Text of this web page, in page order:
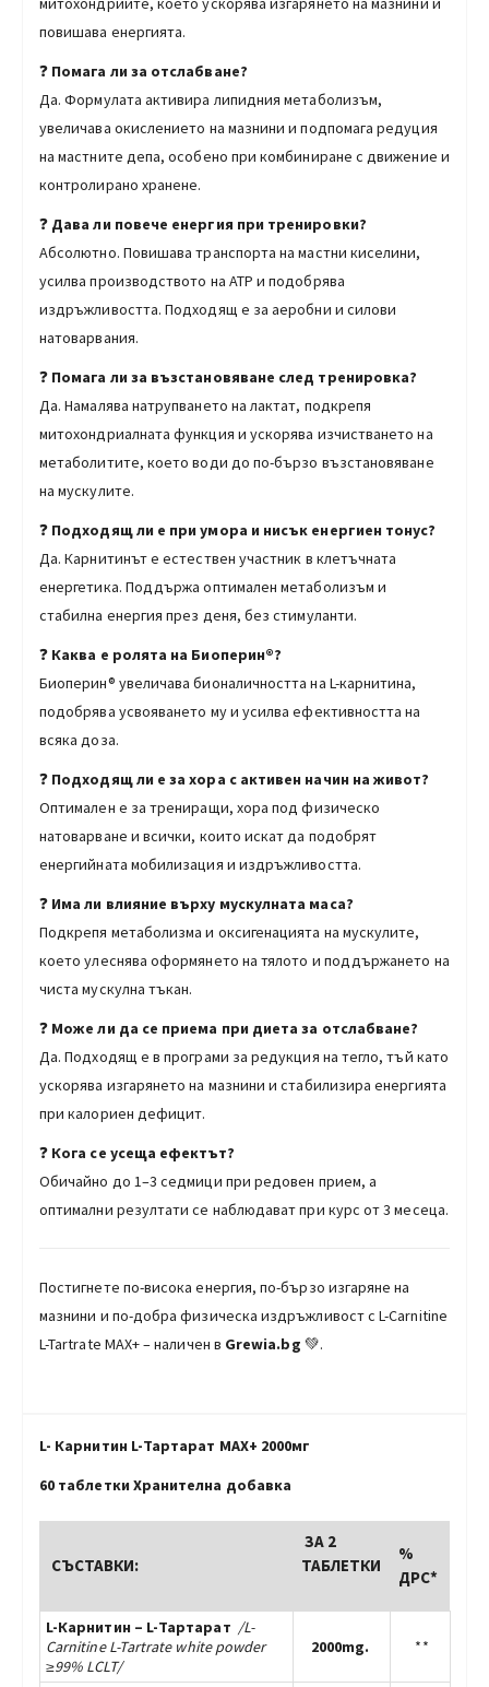
повишава енергията.
❓ Помага ли за отслабване?
Да. Формулата активира липидния метаболизъм,
увеличава окислението на мазнини и подпомага редуция
на мастните депа, особено при комбиниране с движение и
контролирано хранене.
❓ Дава ли повече енергия при тренировки?
Абсолютно. Повишава транспорта на мастни киселини,
усилва производството на ATP и подобрява
издръжливостта. Подходящ е за аеробни и силови
натоварвания.
❓ Помага ли за възстановяване след тренировка?
Да. Намалява натрупването на лактат, подкрепя
митохондриалната функция и ускорява изчистването на
метаболитите, което води до по-бързо възстановяване
на мускулите.
❓ Подходящ ли е при умора и нисък енергиен тонус?
Да. Карнитинът е естествен участник в клетъчната
енергетика. Поддържа оптимален метаболизъм и
стабилна енергия през деня, без стимуланти.
❓ Каква е ролята на Биоперин®?
Биоперин® увеличава бионаличността на L-карнитина,
подобрява усвояването му и усилва ефективността на
всяка доза.
❓ Подходящ ли е за хора с активен начин на живот?
Оптимален е за трениращи, хора под физическо
натоварване и всички, които искат да подобрят
енергийната мобилизация и издръжливостта.
❓ Има ли влияние върху мускулната маса?
Подкрепя метаболизма и оксигенацията на мускулите,
което улеснява оформянето на тялото и поддържането на
чиста мускулна тъкан.
❓ Може ли да се приема при диета за отслабване?
Да. Подходящ е в програми за редукция на тегло, тъй като
ускорява изгарянето на мазнини и стабилизира енергията
при калориен дефицит.
❓ Кога се усеща ефектът?
Обичайно до 1–3 седмици при редовен прием, а
оптимални резултати се наблюдават при курс от 3 месеца.
Постигнете по-висока енергия, по-бързо изгаряне на
мазнини и по-добра физическа издръжливост с L-Carnitine
L-Tartrate MAX+ – наличен в Grewia.bg 💚.
L- Карнитин L-Тартарат МАХ+ 2000мг
60 таблетки Хранителна добавка
СЪСТАВКИ:
ЗА 2
ТАБЛЕТКИ
%
ДРС*
L-Карнитин – L-Тартарат /L-
Carnitine L-Tartrate white powder
≥99% LCLT/
2000mg. **